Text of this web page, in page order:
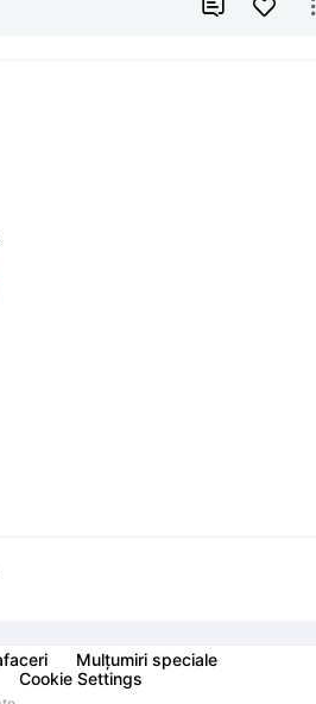
 
Mulțumiri speciale
Cookie Settings